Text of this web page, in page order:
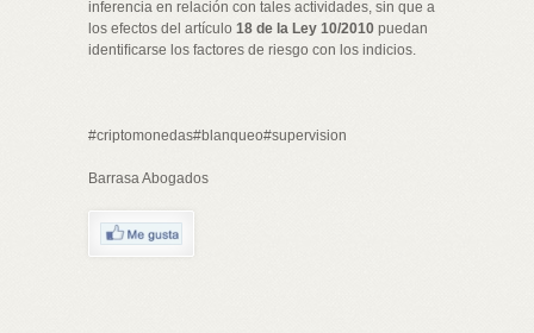
inferencia en relación con tales actividades, sin que a
los efectos del artículo 18 de la Ley 10/2010 puedan
identiﬁcarse los factores de riesgo con los indicios.
#criptomonedas#blanqueo#supervision
Barrasa Abogados